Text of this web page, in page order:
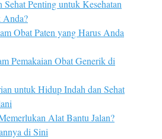
Penting untuk Kesehatan
Anda?
Obat Paten yang Harus Anda
Pemakaian Obat Generik di
untuk Hidup Indah dan Sehat
Alat Bantu Jalan?
di Sini